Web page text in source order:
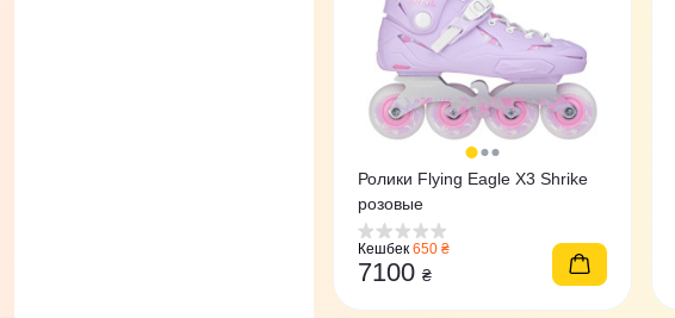
Ролики Flying Eagle X3 Shrike
розовые
Кешбек 650 ₴
7100₴